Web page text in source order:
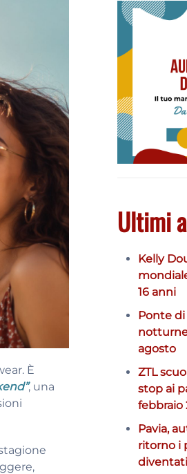
È
, una
Ultimi
Kelly
16 anni
Ponte di
agosto
ZTL
stop ai
febbraio
Pavia,
ritorno i